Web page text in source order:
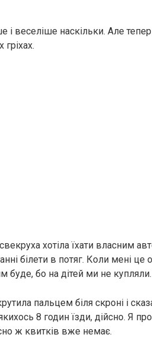
і веселіше наскільки. Але
хотіла їхати власним
білети в потяг. Коли мені
буде, бо на дітей ми не купляли.
пальцем біля скроні і
8 годин їзди, дійсно. Я
ж квитків вже немає.